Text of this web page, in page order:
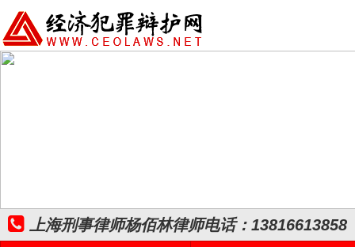
上海刑事律师杨佰林律师电话：13816613858